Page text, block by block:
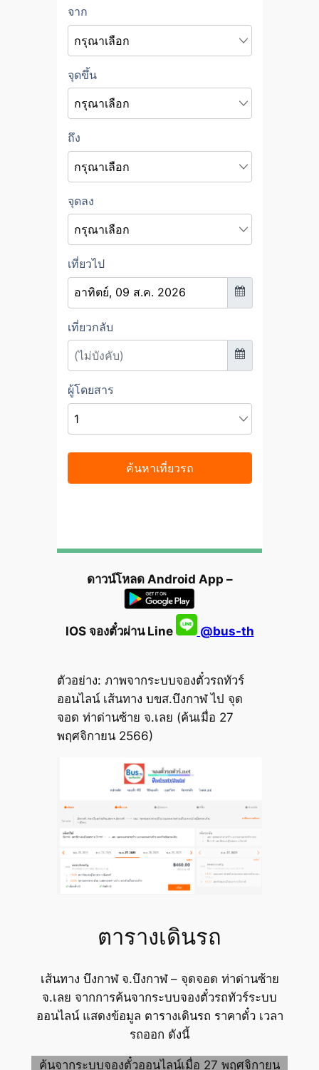
ดาวน์โหลด Android App –
IOS จองตั๋วผ่าน Line @bus-th
ตัวอย่าง: ภาพจากระบบจองตั๋วรถทัวร์
ออนไลน์ เส้นทาง บขส.บึงกาฬ ไป จุด
จอด ท่าด่านซ้าย จ.เลย (ค้นเมื่อ 27
พฤศจิกายน 2566)
ตารางเดินรถ
เส้นทาง บึงกาฬ จ.บึงกาฬ – จุดจอด ท่าด่านซ้าย
จ.เลย จากการค้นจากระบบจองตั๋วรถทัวร์ระบบ
ออนไลน์ แสดงข้อมูล ตารางเดินรถ ราคาตั๋ว เวลา
รถออก ดังนี้
ค้นจากระบบจองตั๋วออนไลน์เมื่อ 27 พฤศจิกายน